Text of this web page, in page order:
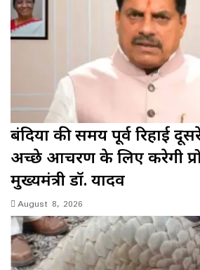
बंदियों की समय पूर्व रिहाई
अच्छे आचरण के लिए करेगी
मुख्यमंत्री डॉ. यादव
August 8, 2026